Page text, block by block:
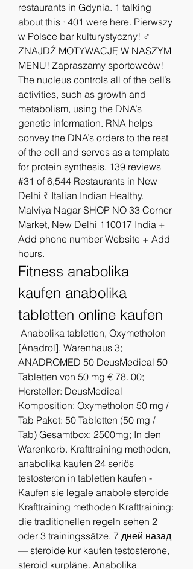
restaurants in Gdynia. 1 talking
about this · 401 were here. Pierwszy
w Polsce bar kulturystyczny! ‍♂️
ZNAJDŹ MOTYWACJĘ W NASZYM
MENU! Zapraszamy sportowców!
The nucleus controls all of the cell’s
activities, such as growth and
metabolism, using the DNA’s
genetic information. RNA helps
convey the DNA’s orders to the rest
of the cell and serves as a template
for protein synthesis. 139 reviews
#31 of 6,544 Restaurants in New
Delhi ₹ Italian Indian Healthy.
Malviya Nagar SHOP NO 33 Corner
Market, New Delhi 110017 India +
Add phone number Website + Add
hours.
Fitness anabolika
kaufen anabolika
tabletten online kaufen
[Anadrol], Warenhaus 3;
ANADROMED 50 DeusMedical 50
Tabletten von 50 mg € 78. 00;
Hersteller: DeusMedical
Komposition: Oxymetholon 50 mg /
Tab Paket: 50 Tabletten (50 mg /
Tab) Gesamtbox: 2500mg; In den
Warenkorb. Krafttraining methoden,
anabolika kaufen 24 seriös
testosteron in tabletten kaufen -
Kaufen sie legale anabole steroide
Krafttraining methoden Krafttraining:
die traditionellen regeln sehen 2
oder 3 trainingssätze. 7 дней назад
— steroide kur kaufen testosterone,
steroid kurpläne. Anabolika